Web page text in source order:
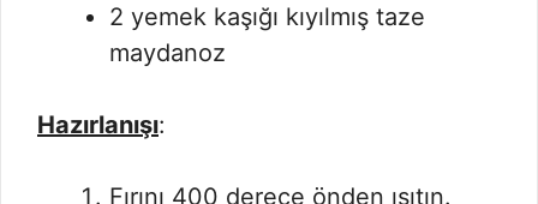
2 yemek kaşığı kıyılmış taze
maydanoz
Hazırlanışı:
Fırını 400 derece önden ısıtın.